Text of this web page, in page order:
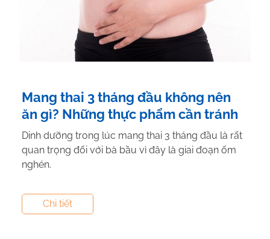
Mang thai 3 tháng đầu không nên
ăn gì? Những thực phẩm cần tránh
Dinh dưỡng trong lúc mang thai 3 tháng đầu là rất
quan trọng đối với bà bầu vì đây là giai đoạn ốm
nghén.
Sĩ Vũ Thị Hậu
Chi tiết